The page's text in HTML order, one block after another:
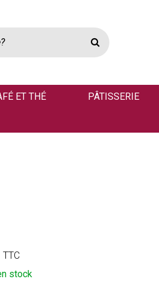
ET THÉ PÂTISSERIE
TTC
stock